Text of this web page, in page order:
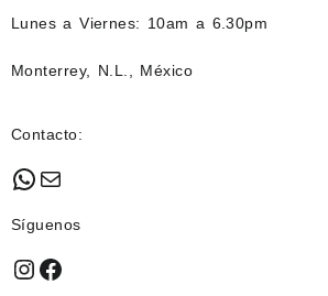
Lunes a Viernes: 10am a 6.30pm
Monterrey, N.L., México
Contacto:
WhatsApp
Mail
Síguenos
Instagram
Facebook